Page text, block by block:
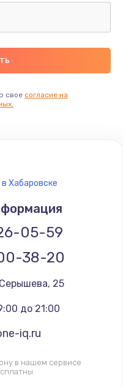
свое согласие на
Хабаровске
05-59
38-20
25
до 21:00
iq.ru
в нашем сервисе